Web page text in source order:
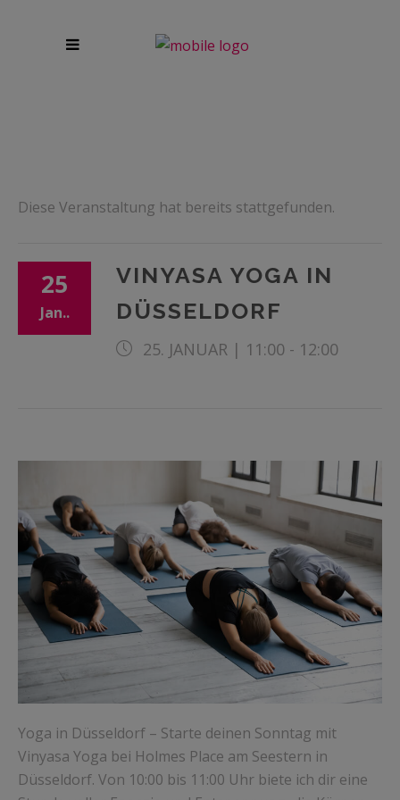
Diese Veranstaltung hat bereits stattgefunden.
25
Jan..
VINYASA YOGA IN
DÜSSELDORF
25. JANUAR | 11:00 - 12:00
Yoga in Düsseldorf – Starte deinen Sonntag mit
Vinyasa Yoga bei Holmes Place am Seestern in
Düsseldorf. Von 10:00 bis 11:00 Uhr biete ich dir eine